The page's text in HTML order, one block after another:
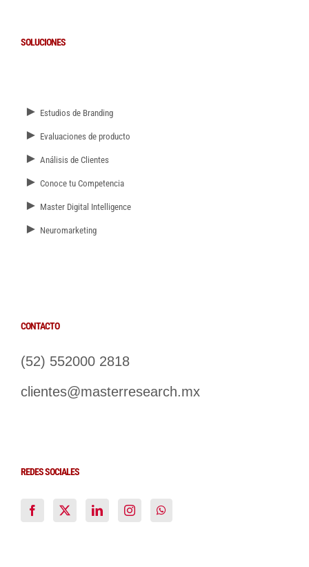
SOLUCIONES
► Estudios de Branding
► Evaluaciones de producto
► Análisis de Clientes
► Conoce tu Competencia
► Master Digital Intelligence
► Neuromarketing
CONTACTO
(52) 552000 2818
clientes@masterresearch.mx
REDES SOCIALES